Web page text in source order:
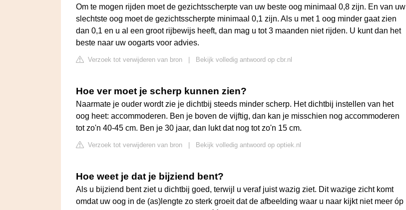
Om te mogen rijden moet de gezichtsscherpte van uw beste oog minimaal 0,8 zijn. En van uw
slechtste oog moet de gezichtsscherpte minimaal 0,1 zijn. Als u met 1 oog minder gaat zien
dan 0,1 en u al een groot rijbewijs heeft, dan mag u tot 3 maanden niet rijden. U kunt dan het
beste naar uw oogarts voor advies.
Verzoek tot verwijderen van bron Bekijk volledig antwoord op cbr.nl
Hoe ver moet je scherp kunnen zien?
Naarmate je ouder wordt zie je dichtbij steeds minder scherp. Het dichtbij instellen van het
oog heet: accommoderen. Ben je boven de vijftig, dan kan je misschien nog accommoderen
tot zo'n 40-45 cm. Ben je 30 jaar, dan lukt dat nog tot zo'n 15 cm.
Verzoek tot verwijderen van bron Bekijk volledig antwoord op optiek.nl
Hoe weet je dat je bijziend bent?
Als u bijziend bent ziet u dichtbij goed, terwijl u veraf juist wazig ziet. Dit wazige zicht komt
omdat uw oog in de (as)lengte zo sterk groeit dat de afbeelding waar u naar kijkt niet meer óp